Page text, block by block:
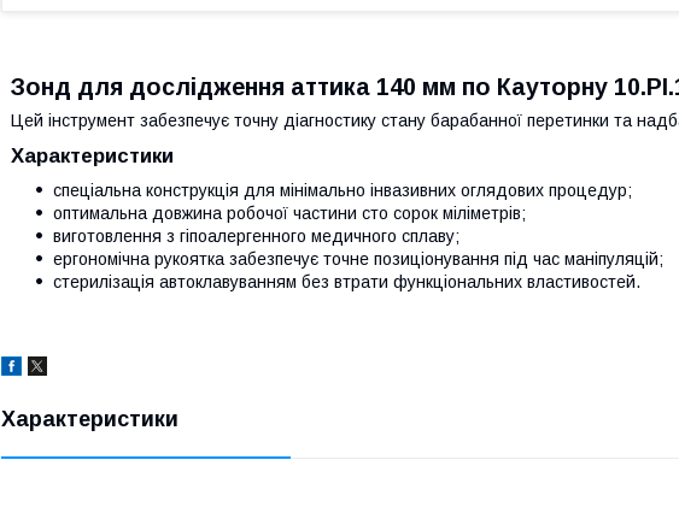
Зонд для дослідження аттика 140 мм по Кауторну
Цей інструмент забезпечує точну діагностику стану барабанної перетинки та
Характеристики
спеціальна конструкція для мінімально інвазивних оглядових процедур;
оптимальна довжина робочої частини сто сорок міліметрів;
виготовлення з гіпоалергенного медичного сплаву;
ергономічна рукоятка забезпечує точне позиціонування під час маніпуляцій;
стерилізація автоклавуванням без втрати функціональних властивостей.
Характеристики